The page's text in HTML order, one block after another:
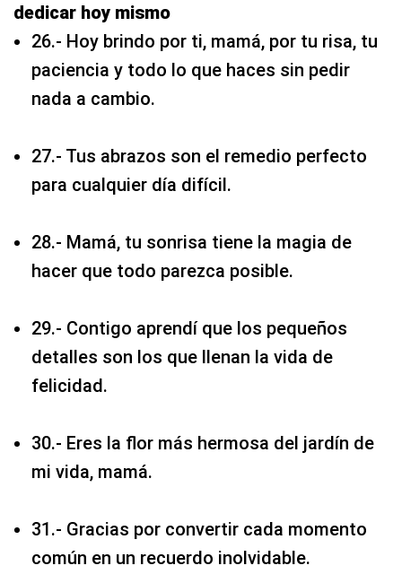
dedicar hoy mismo
26.- Hoy brindo por ti, mamá, por tu risa, tu
paciencia y todo lo que haces sin pedir
nada a cambio.
27.- Tus abrazos son el remedio perfecto
para cualquier día difícil.
28.- Mamá, tu sonrisa tiene la magia de
hacer que todo parezca posible.
29.- Contigo aprendí que los pequeños
detalles son los que llenan la vida de
felicidad.
30.- Eres la flor más hermosa del jardín de
mi vida, mamá.
31.- Gracias por convertir cada momento
común en un recuerdo inolvidable.